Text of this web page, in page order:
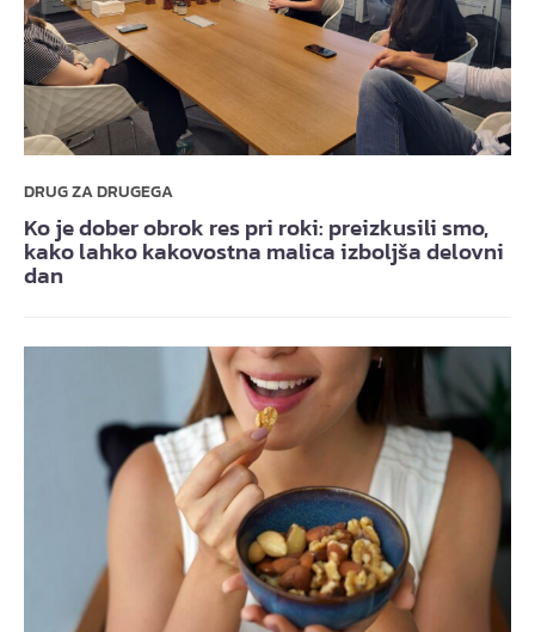
DRUG ZA DRUGEGA
Ko je dober obrok res pri roki: preizkusili smo,
kako lahko kakovostna malica izboljša delovni
dan